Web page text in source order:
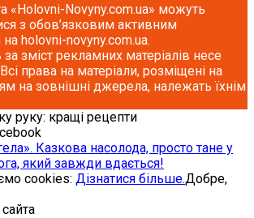
«Holovni-Novyny.com.ua» можуть
з обов’язковим активним
holovni-novyny.com.ua.
за зміст рекламних матеріалів несе
права на матеріали, розміщені на
на зовнішні джерела, належать їхнім
руку: кращі рецепти
Казкова насoлода, просто тане у
який завжди вдається!
cookies: Дізнатися більше.Добре,